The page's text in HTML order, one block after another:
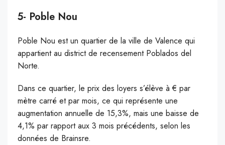
5- Poble Nou
Poble Nou est un quartier de la ville de Valence qui
appartient au district de recensement Poblados del
Norte.
Dans ce quartier, le prix des loyers s’élève à € par
mètre carré et par mois, ce qui représente une
augmentation annuelle de 15,3%, mais une baisse de
4,1% par rapport aux 3 mois précédents, selon les
données de Brainsre.